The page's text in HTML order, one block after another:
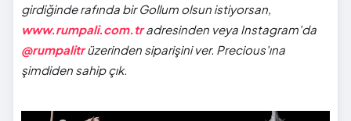
girdiğinde rafında bir Gollum olsun istiyorsan,
www.rumpali.com.tradresinden veya Instagram'da
@rumpalitrüzerinden siparişini ver. Precious'ına
şimdiden sahip çık.